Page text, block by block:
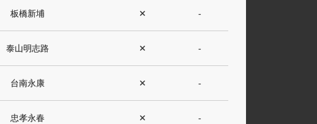
板橋新埔 ✕ -
泰山明志路 ✕ -
台南永康 ✕ -
忠孝永春 ✕ -